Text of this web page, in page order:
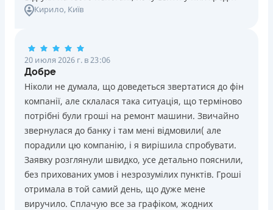
Кирило, Київ
20 июля 2026 г. в 23:06
Добре
Ніколи не думала, що доведеться звертатися до фін
компанії, але склалася така ситуація, що терміново
потрібні були гроші на ремонт машини. Звичайно
звернулася до банку і там мені відмовили( але
порадили цю компанію, і я вирішила спробувати.
Заявку розглянули швидко, усе детально пояснили,
без прихованих умов і незрозумілих пунктів. Гроші
отримала в той самий день, що дуже мене
виручило. Сплачую все за графіком, жодних